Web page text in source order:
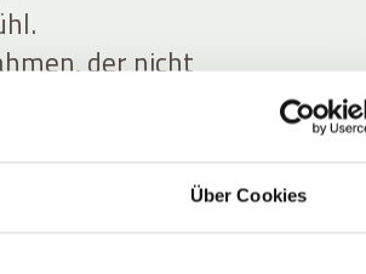
Über Cookies
der nicht